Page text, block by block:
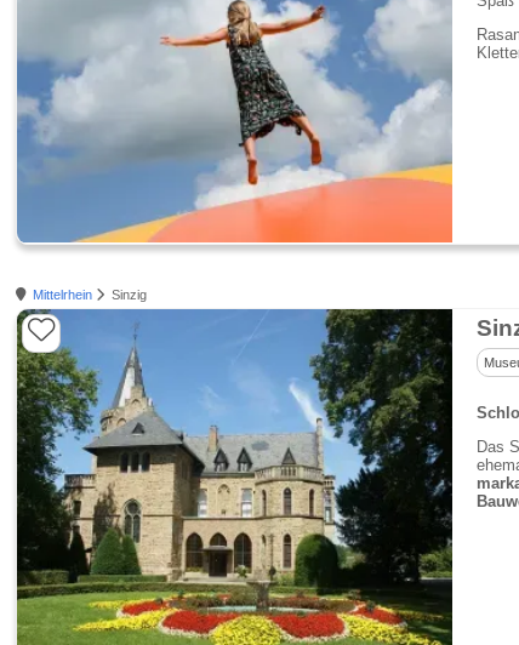
Mittelrhein Sinzig
Das